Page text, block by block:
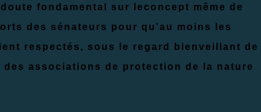
fondamental sur leconcept même de
des sénateurs pour qu'au moins les
respectés, sous le regard bienveillant de
associations de protection de la nature